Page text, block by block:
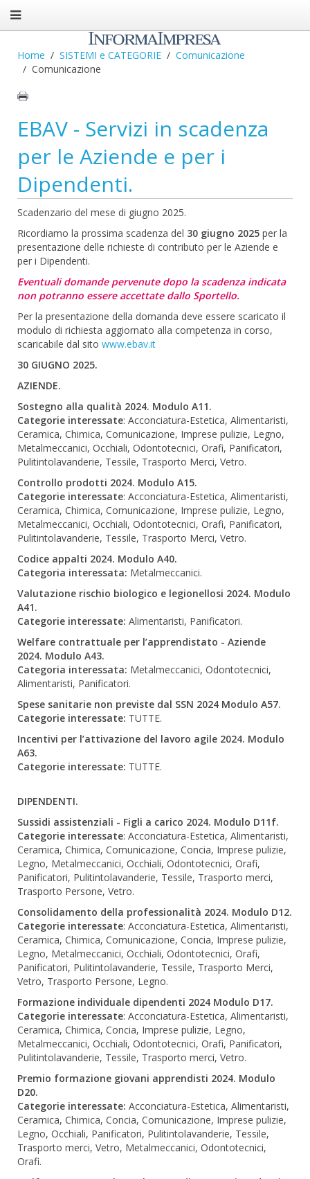
Home SISTEMI e CATEGORIE
Comunicazione
Comunicazione
EBAV - Servizi in scadenza
per le Aziende e per i
Dipendenti.
Scadenzario del mese di giugno 2025.
Ricordiamo la prossima scadenza del 30 giugno 2025 per la
presentazione delle richieste di contributo per le Aziende e
per i Dipendenti.
Eventuali domande pervenute dopo la scadenza indicata
non potranno essere accettate dallo Sportello.
Per la presentazione della domanda deve essere scaricato il
modulo di richiesta aggiornato alla competenza in corso,
scaricabile dal sito www.ebav.it
30 GIUGNO 2025.
AZIENDE.
Sostegno alla qualità 2024. Modulo A11.
Categorie interessate: Acconciatura-Estetica, Alimentaristi,
Ceramica, Chimica, Comunicazione, Imprese pulizie, Legno,
Metalmeccanici, Occhiali, Odontotecnici, Orafi, Panificatori,
Pulitintolavanderie, Tessile, Trasporto Merci, Vetro.
Controllo prodotti 2024. Modulo A15.
Categorie interessate: Acconciatura-Estetica, Alimentaristi,
Ceramica, Chimica, Comunicazione, Imprese pulizie, Legno,
Metalmeccanici, Occhiali, Odontotecnici, Orafi, Panificatori,
Pulitintolavanderie, Tessile, Trasporto Merci, Vetro.
Codice appalti 2024. Modulo A40.
Categoria interessata: Metalmeccanici.
Valutazione rischio biologico e legionellosi 2024. Modulo
A41.
Categorie interessate: Alimentaristi, Panificatori.
Welfare contrattuale per l’apprendistato - Aziende
2024. Modulo A43.
Categoria interessata: Metalmeccanici, Odontotecnici,
Alimentaristi, Panificatori.
Spese sanitarie non previste dal SSN 2024 Modulo A57.
Categorie interessate: TUTTE.
Incentivi per l’attivazione del lavoro agile 2024. Modulo
A63.
Categorie interessate: TUTTE.
DIPENDENTI.
Sussidi assistenziali - Figli a carico 2024. Modulo D11f.
Categorie interessate: Acconciatura-Estetica, Alimentaristi,
Ceramica, Chimica, Comunicazione, Concia, Imprese pulizie,
Legno, Metalmeccanici, Occhiali, Odontotecnici, Orafi,
Panificatori, Pulitintolavanderie, Tessile, Trasporto merci,
Trasporto Persone, Vetro.
Consolidamento della professionalità 2024. Modulo D12.
Categorie interessate: Acconciatura-Estetica, Alimentaristi,
Ceramica, Chimica, Comunicazione, Concia, Imprese pulizie,
Legno, Metalmeccanici, Occhiali, Odontotecnici, Orafi,
Panificatori, Pulitintolavanderie, Tessile, Trasporto Merci,
Vetro, Trasporto Persone, Legno.
Formazione individuale dipendenti 2024 Modulo D17.
Categorie interessate: Acconciatura-Estetica, Alimentaristi,
Ceramica, Chimica, Concia, Imprese pulizie, Legno,
Metalmeccanici, Occhiali, Odontotecnici, Orafi, Panificatori,
Pulitintolavanderie, Tessile, Trasporto merci, Vetro.
Premio formazione giovani apprendisti 2024. Modulo
D20.
Categorie interessate: Acconciatura-Estetica, Alimentaristi,
Ceramica, Chimica, Concia, Comunicazione, Imprese pulizie,
Legno, Occhiali, Panificatori, Pulitintolavanderie, Tessile,
Trasporto merci, Vetro, Metalmeccanici, Odontotecnici,
Orafi.